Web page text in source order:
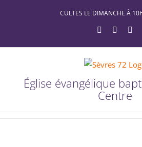
CULTES LE DIMANCHE À
YouTube
Église évangélique
Centre